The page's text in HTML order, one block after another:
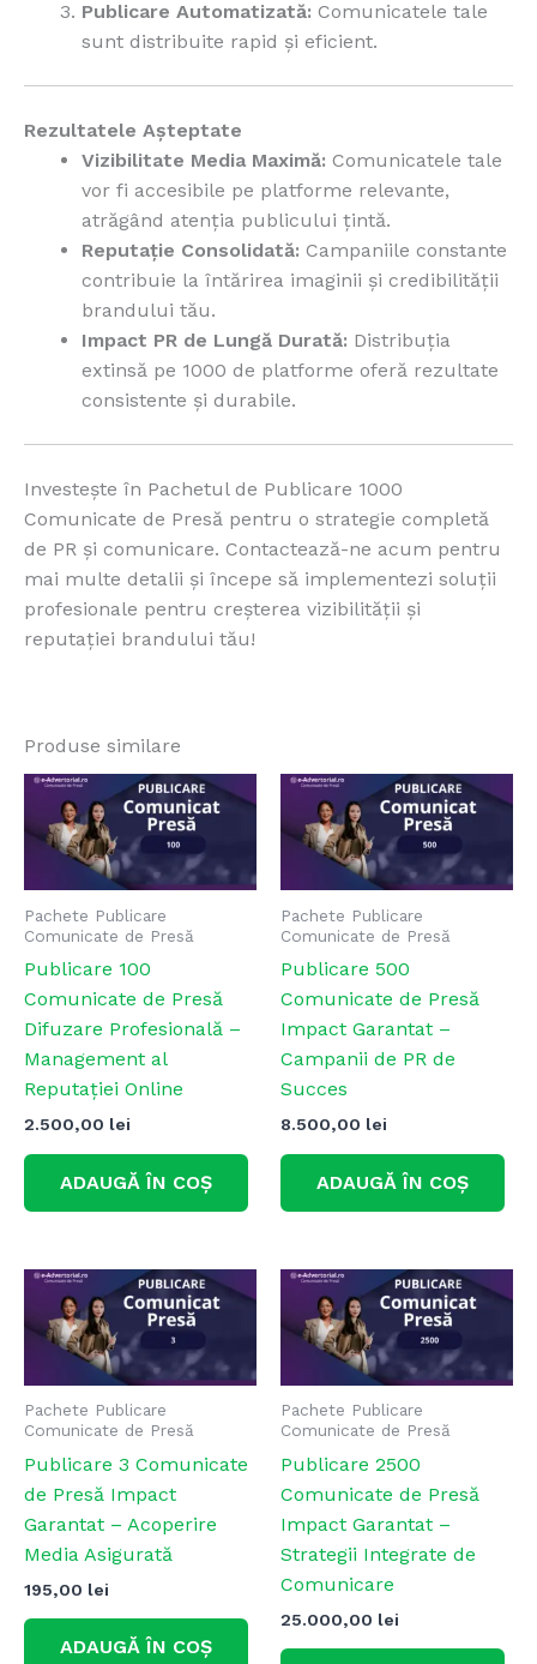
Publicare Automatizată: Comunicatele tale
sunt distribuite rapid și eficient.
Rezultatele Așteptate
Vizibilitate Media Maximă: Comunicatele tale
vor fi accesibile pe platforme relevante,
atrăgând atenția publicului țintă.
Reputație Consolidată: Campaniile constante
contribuie la întărirea imaginii și credibilității
brandului tău.
Impact PR de Lungă Durată: Distribuția
extinsă pe 1000 de platforme oferă rezultate
consistente și durabile.
Investește în Pachetul de Publicare 1000
Comunicate de Presă pentru o strategie completă
de PR și comunicare. Contactează-ne acum pentru
mai multe detalii și începe să implementezi soluții
profesionale pentru creșterea vizibilității și
reputației brandului tău!
Produse similare
Pachete Publicare
Comunicate de Presă
Publicare 100
Comunicate de Presă
Difuzare Profesională –
Management al
Reputației Online
2.500,00 lei
ADAUGĂ ÎN COȘ
Pachete Publicare
Comunicate de Presă
Publicare 500
Comunicate de Presă
Impact Garantat –
Campanii de PR de
Succes
8.500,00 lei
ADAUGĂ ÎN COȘ
Pachete Publicare
Comunicate de Presă
Publicare 3 Comunicate
de Presă Impact
Garantat – Acoperire
Media Asigurată
195,00 lei
ADAUGĂ ÎN COȘ
Pachete Publicare
Comunicate de Presă
Publicare 2500
Comunicate de Presă
Impact Garantat –
Strategii Integrate de
Comunicare
25.000,00 lei